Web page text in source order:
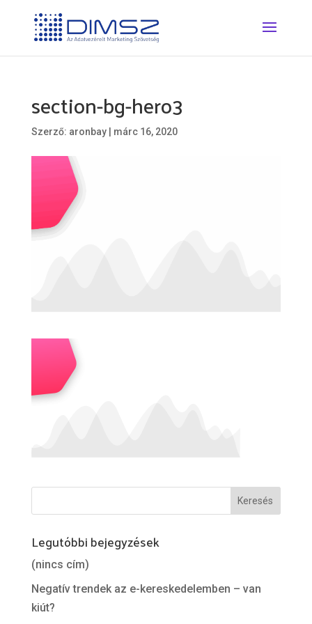
section-bg-hero3
Szerző: aronbay| márc 16, 2020
Legutóbbi bejegyzések
(nincs cím)
Negatív trendek az e-kereskedelemben – van
kiút?